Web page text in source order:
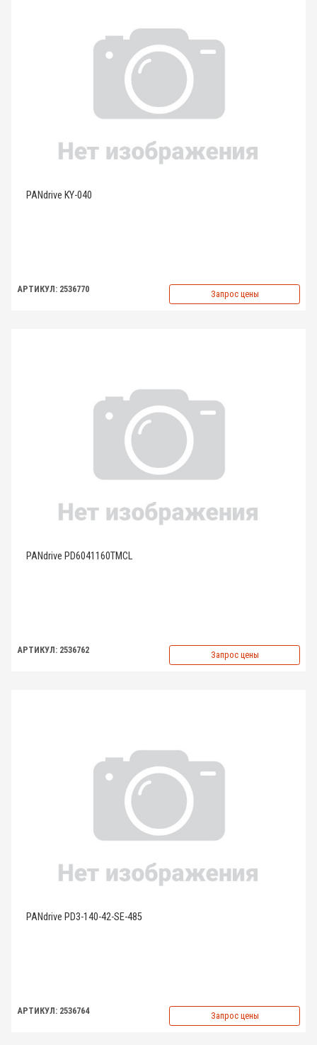
PANdrive KY-040
АРТИКУЛ: 2536770 Запрос цены
PANdrive PD6041160TMCL
АРТИКУЛ: 2536762 Запрос цены
PANdrive PD3-140-42-SE-485
АРТИКУЛ: 2536764 Запрос цены